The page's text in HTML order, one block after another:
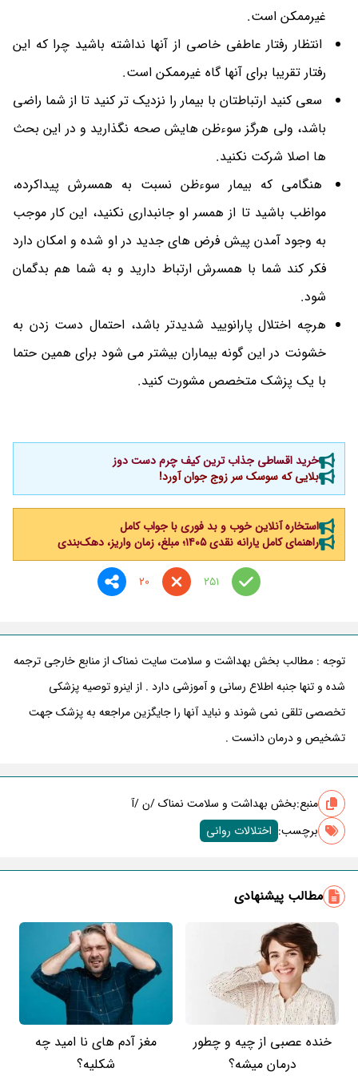
غیرممکن است.
انتظار رفتار عاطفی خاصی از آنها نداشته باشید چرا که این
رفتار تقریبا برای آنها گاه غیرممکن است.
سعی کنید ارتباطتان با بیمار را نزدیک تر کنید تا از شما راضی
باشد، ولی هرگز سوءظن هایش صحه نگذارید و در این بحث
ها اصلا شرکت نکنید.
هنگامی که بیمار سوءظن نسبت به همسرش پیداکرده،
مواظب باشید تا از همسر او جانبداری نکنید، این کار موجب
به وجود آمدن پیش فرض های جدید در او شده و امکان دارد
فکر کند شما با همسرش ارتباط دارید و به شما هم بدگمان
شود.
هرچه اختلال پارانویید شدیدتر باشد، احتمال دست زدن به
خشونت در این گونه بیماران بیشتر می شود برای همین حتما
با یک پزشک متخصص مشورت کنید.
خرید اقساطی جذاب ترین کیف چرم دست دوز
بلایی که سوسک سر زوج جوان آورد!
استخاره آنلاین خوب و بد فوری با جواب کامل
راهنمای کامل یارانه نقدی ۱۴۰۵؛ مبلغ، زمان واریز، دهک‌بندی
251
20
توجه : مطالب بخش بهداشت و سلامت سایت نمناک از منابع خارجی ترجمه
شده و تنها جنبه اطلاع رسانی و آموزشی دارد . از اینرو توصیه پزشکی
تخصصی تلقی نمی شوند و نباید آنها را جایگزین مراجعه به پزشک جهت
تشخیص و درمان دانست .
منبع:بخش بهداشت و سلامت نمناک /ن /آ
برچسب‌: اختلالات روانی
مطالب پیشنهادی
خنده عصبی از چیه و چطور
درمان میشه؟
مغز آدم های نا امید چه
شکلیه؟